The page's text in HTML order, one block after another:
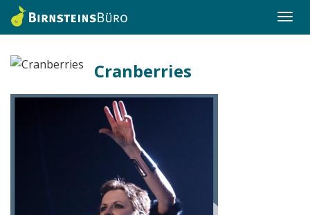
Cranberries